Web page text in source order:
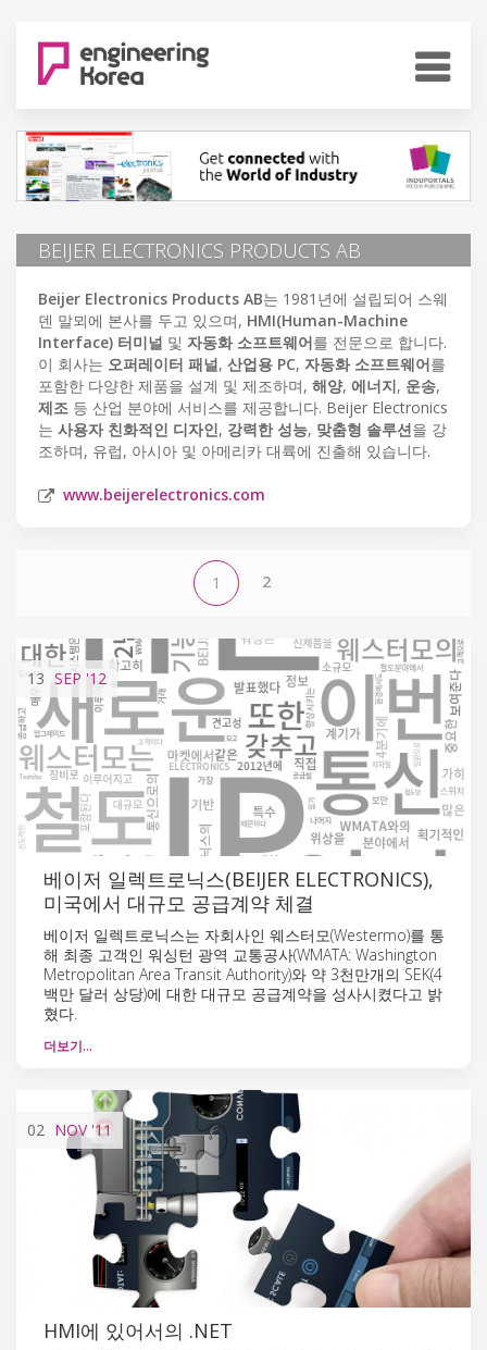
BEIJER ELECTRONICS PRODUCTS AB
Beijer Electronics Products AB는 1981년에 설립되어 스웨
덴 말뫼에 본사를 두고 있으며, HMI(Human-Machine
Interface) 터미널 및 자동화 소프트웨어를 전문으로 합니다.
이 회사는 오퍼레이터 패널, 산업용 PC, 자동화 소프트웨어를
포함한 다양한 제품을 설계 및 제조하며, 해양, 에너지, 운송,
제조 등 산업 분야에 서비스를 제공합니다. Beijer Electronics
는 사용자 친화적인 디자인, 강력한 성능, 맞춤형 솔루션을 강
조하며, 유럽, 아시아 및 아메리카 대륙에 진출해 있습니다.
www.beijerelectronics.com
1 2
13 SEP '12
베이저 일렉트로닉스(BEIJER ELECTRONICS),
미국에서 대규모 공급계약 체결
베이저 일렉트로닉스는 자회사인 웨스터모(Westermo)를 통
해 최종 고객인 워싱턴 광역 교통공사(WMATA: Washington
Metropolitan Area Transit Authority)와 약 3천만개의 SEK(4
백만 달러 상당)에 대한 대규모 공급계약을 성사시켰다고 밝
혔다.
더보기…
02 NOV'11
HMI에 있어서의 .NET